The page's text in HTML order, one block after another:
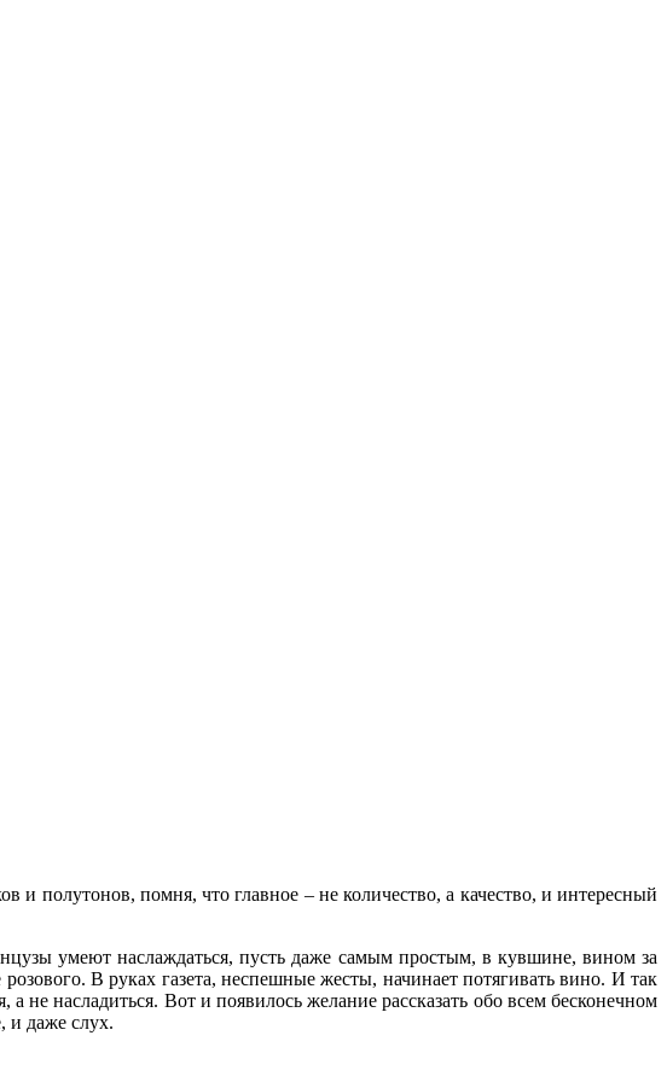
полутонов, помня, что главное – не количество, а качество, и интересный
умеют наслаждаться, пусть даже самым простым, в кувшине, вином за
В руках газета, неспешные жесты, начинает потягивать вино. И так
не насладиться. Вот и появилось желание рассказать обо всем бесконечном
и даже слух.